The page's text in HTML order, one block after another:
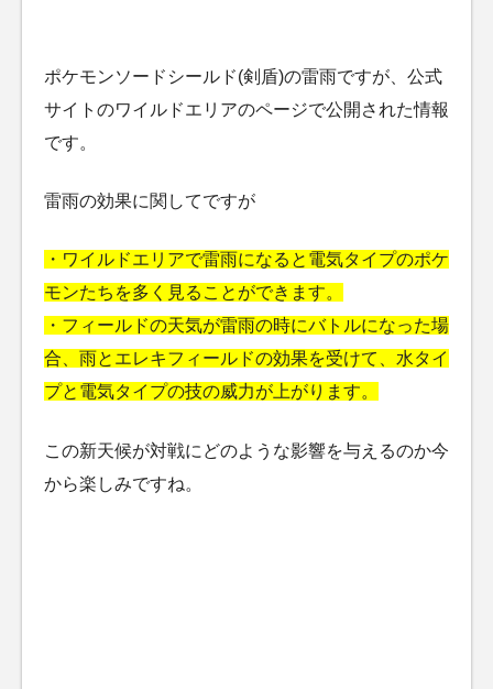
ポケモンソードシールド(剣盾)の雷雨ですが、公式
サイトのワイルドエリアのページで公開された情報
です。
雷雨の効果に関してですが
・ワイルドエリアで雷雨になると電気タイプのポケ
モンたちを多く見ることができます。
・フィールドの天気が雷雨の時にバトルになった場
合、雨とエレキフィールドの効果を受けて、水タイ
プと電気タイプの技の威力が上がります。
この新天候が対戦にどのような影響を与えるのか今
から楽しみですね。